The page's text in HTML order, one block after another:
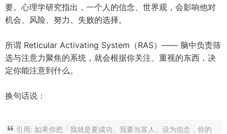
要。心理学研究指出，一个人的信念、世界观，会影响他对
机会、风险、努力、失败的选择。
所谓 Reticular Activating System（RAS）—— 脑中负责筛
选与注意力聚焦的系统，就会根据你关注、重视的东西，决
定你能注意到什么。
换句话说：
引用: 如果你把「我就是要成功、我要当富人」设为信念，你的